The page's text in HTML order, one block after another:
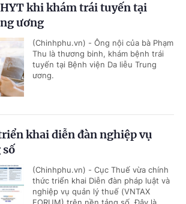
khi khám trái tuyến tại
ương
(Chinhphu.vn) - Ông nội của bà Phạm
Thu là thương binh, khám bệnh trái
tuyến tại Bệnh viện Da liễu Trung
ương.
khai diễn đàn nghiệp vụ
(Chinhphu.vn) - Cục Thuế vừa chính
thức triển khai Diễn đàn pháp luật và
nghiệp vụ quản lý thuế (VNTAX